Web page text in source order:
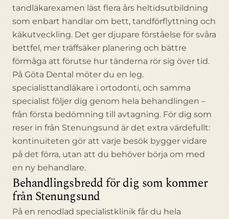
tandläkarexamen läst flera års heltidsutbildning
som enbart handlar om bett, tandförflyttning och
käkutveckling. Det ger djupare förståelse för svåra
bettfel, mer träffsäker planering och bättre
förmåga att förutse hur tänderna rör sig över tid.
På Göta Dental möter du en leg.
specialisttandläkare i ortodonti, och samma
specialist följer dig genom hela behandlingen –
från första bedömning till avtagning. För dig som
reser in från Stenungsund är det extra värdefullt:
kontinuiteten gör att varje besök bygger vidare
på det förra, utan att du behöver börja om med
en ny behandlare.
Behandlingsbredd för dig som kommer
från Stenungsund
På en renodlad specialistklinik får du hela